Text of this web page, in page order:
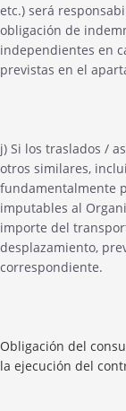
etc.) será
obligación de
independientes en
previstas en el
j) Si los traslados /
otros similares,
fundamentalmente
imputables al
importe del
desplazamiento,
correspondiente.
Obligación del
la ejecución del